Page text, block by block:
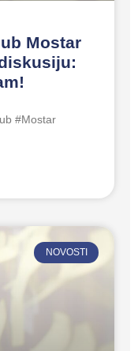
Mostar
#Mostar
NOVOSTI